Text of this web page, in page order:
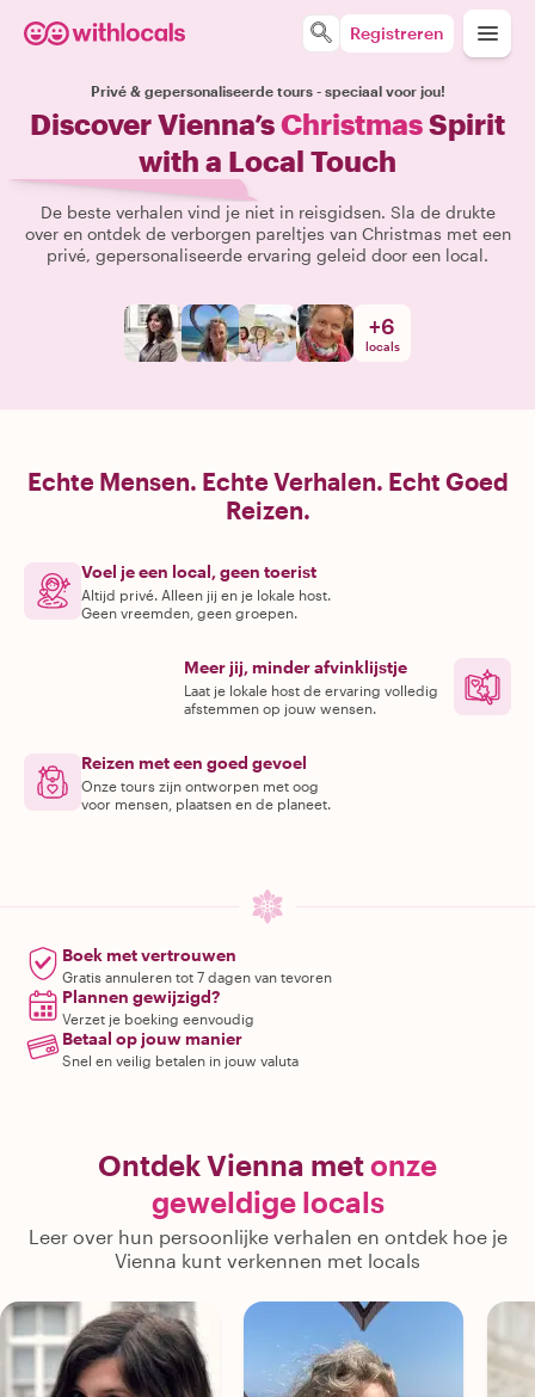
Registreren
Privé & gepersonaliseerde tours - speciaal voor jou!
Discover Vienna’sChristmasSpirit
with a Local Touch
De beste verhalen vind je niet in reisgidsen. Sla de drukte
over en ontdek de verborgen pareltjes van Christmas met een
privé, gepersonaliseerde ervaring geleid door een local.
+6
locals
Echte Mensen. Echte Verhalen. Echt Goed
Reizen.
Voel je een local, geen toerist
Altijd privé. Alleen jij en je lokale host.
Geen vreemden, geen groepen.
Meer jij, minder afvinklijstje
Laat je lokale host de ervaring volledig
afstemmen op jouw wensen.
Reizen met een goed gevoel
Onze tours zijn ontworpen met oog
voor mensen, plaatsen en de planeet.
Boek met vertrouwen
Gratis annuleren tot 7 dagen van tevoren
Plannen gewijzigd?
Verzet je boeking eenvoudig
Betaal op jouw manier
Snel en veilig betalen in jouw valuta
Ontdek Vienna metonze
geweldige locals
Leer over hun persoonlijke verhalen en ontdek hoe je
Vienna kunt verkennen met locals